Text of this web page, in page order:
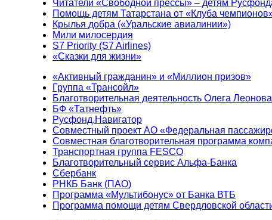
Читатели «Свободной прессы» – детям
Помощь детям Татарстана от «Клуба
Крылья добра («Уральские авиалинии»)
Мили милосердия
S7 Priority (S7 Airlines)
«Сказки для жизни»
«Активный гражданин» и «Миллион призов»
Группа «Трансойл»
Благотворительная деятельность Олега Леонова
БФ «Татнефть»
Русфонд.Навигатор
Совместный проект АО «Федеральная
Совместная благотворительная программа
Транспортная группа FESCO
Благотворительный сервис Альфа-Банка
Сбербанк
РНКБ Банк (ПАО)
Программа «Мультибонус» от Банка ВТБ
Программа помощи детям Свердловской